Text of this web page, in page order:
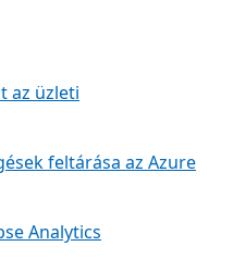
az üzleti
feltárása az Azure
Analytics